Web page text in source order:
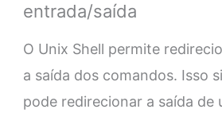
entrada/saída
O Unix Shell permite
a saída dos comandos. Isso
pode redirecionar a saída de